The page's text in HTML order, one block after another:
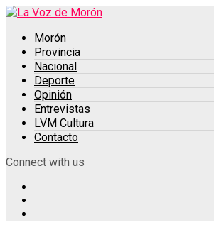
Morón
Provincia
Nacional
Deporte
Opinión
Entrevistas
LVM Cultura
Contacto
Connect with us